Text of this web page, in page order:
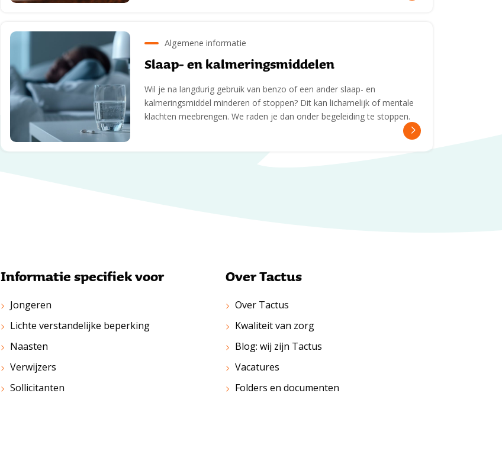
Algemene informatie
Slaap- en kalmeringsmiddelen
Wil je na langdurig gebruik van benzo of een ander slaap- en
kalmeringsmiddel minderen of stoppen? Dit kan lichamelijk of mentale
klachten meebrengen. We raden je dan onder begeleiding te stoppen.
Informatie specifiek voor
Jongeren
Lichte verstandelijke beperking
Naasten
Verwijzers
Sollicitanten
Over Tactus
Over Tactus
Kwaliteit van zorg
Blog: wij zijn Tactus
Vacatures
Folders en documenten